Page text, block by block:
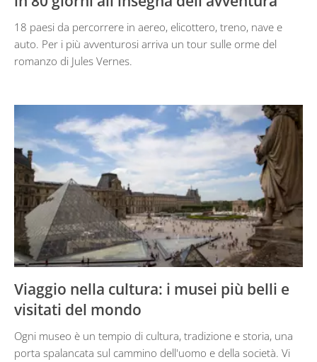
18 paesi da percorrere in aereo, elicottero, treno, nave e
auto. Per i più avventurosi arriva un tour sulle orme del
romanzo di Jules Vernes.
Viaggio nella cultura: i musei più belli e
visitati del mondo
Ogni museo è un tempio di cultura, tradizione e storia, una
porta spalancata sul cammino dell'uomo e della società. Vi